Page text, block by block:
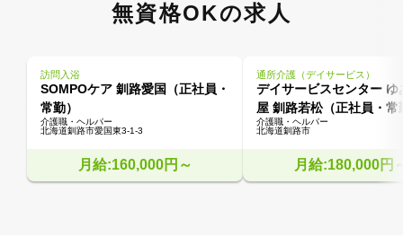
無資格OKの求人
訪問入浴
SOMPOケア 釧路愛国（正社員・
常勤）
介護職・ヘルパー
北海道釧路市愛国東3‐1‐3
月給:160,000円～
通所介護（デイサービス）
デイサービスセンター ゆ
屋 釧路若松（正社員・常
介護職・ヘルパー
北海道釧路市
月給:180,000円